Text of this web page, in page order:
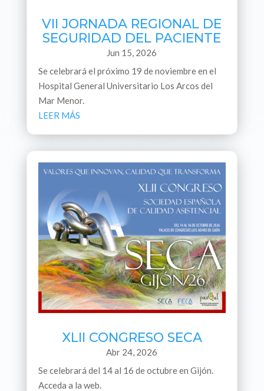
VII JORNADA REGIONAL DE
SEGURIDAD DEL PACIENTE
Jun 15, 2026
Se celebrará el próximo 19 de noviembre en el
Hospital General Universitario Los Arcos del
Mar Menor.
LEER MÁS
XLII CONGRESO SECA
Abr 24, 2026
Se celebrará del 14 al 16 de octubre en Gijón.
Acceda a la web.